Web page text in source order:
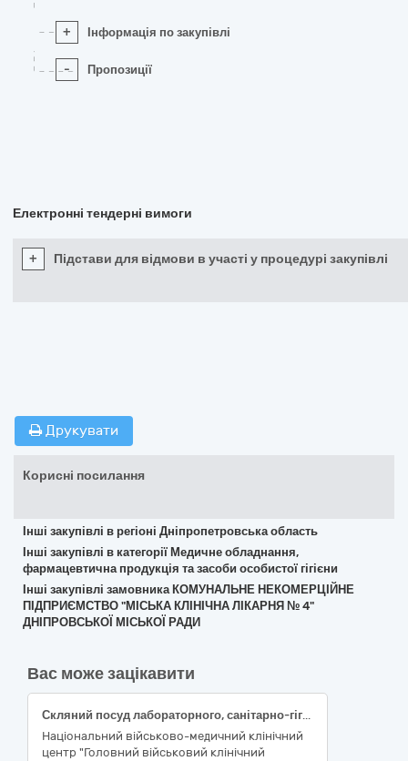
+ Інформація по закупівлі
- Пропозиції
Електронні тендерні вимоги
+ Підстави для відмови в участі у процедурі закупівлі
Друкувати
Корисні посилання
Інші закупівлі в регіоні Дніпропетровська область
Інші закупівлі в категорії Медичне обладнання,
фармацевтична продукція та засоби особистої гігієни
Інші закупівлі замовника КОМУНАЛЬНЕ НЕКОМЕРЦІЙНЕ
ПІДПРИЄМСТВО "МІСЬКА КЛІНІЧНА ЛІКАРНЯ № 4"
ДНІПРОВСЬКОЇ МІСЬКОЇ РАДИ
Вас може зацікавити
Скляний посуд лабораторного, санітарно-гігієнічного чи фармацевтичного призначення, код 33790000-4 за ДК 021:2015 «Єдиний закупівельний словник» (Скляний посуд лабораторного призначення, код 33793000-5 за ДК 021:2015 «Єдиний закупівельний словник»; Піпетка з ручним заповненням, код 43375 за НК 024:2023 «Класифікатор медичних виробів»; Піпетки - інше, код W0503020199 за НК 031:2024 «Національна номенклатура медичних виробів)
Національний військово-медичний клінічний
центр "Головний військовий клінічний